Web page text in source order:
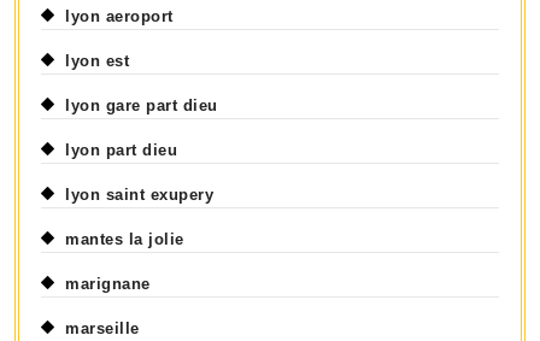
lyon aeroport
lyon est
lyon gare part dieu
lyon part dieu
lyon saint exupery
mantes la jolie
marignane
marseille